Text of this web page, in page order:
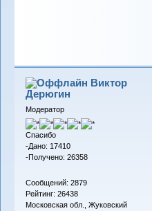
Виктор
Дерюгин
Модератор
Спасибо
-Дано: 17410
-Получено: 26358
Сообщений: 2879
Рейтинг: 26438
Московская обл., Жуковский